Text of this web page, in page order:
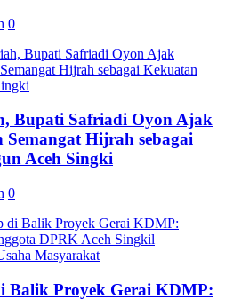
0
Bupati Safriadi Oyon Ajak
Hijrah sebagai
Aceh Singki
0
Balik Proyek Gerai KDMP: